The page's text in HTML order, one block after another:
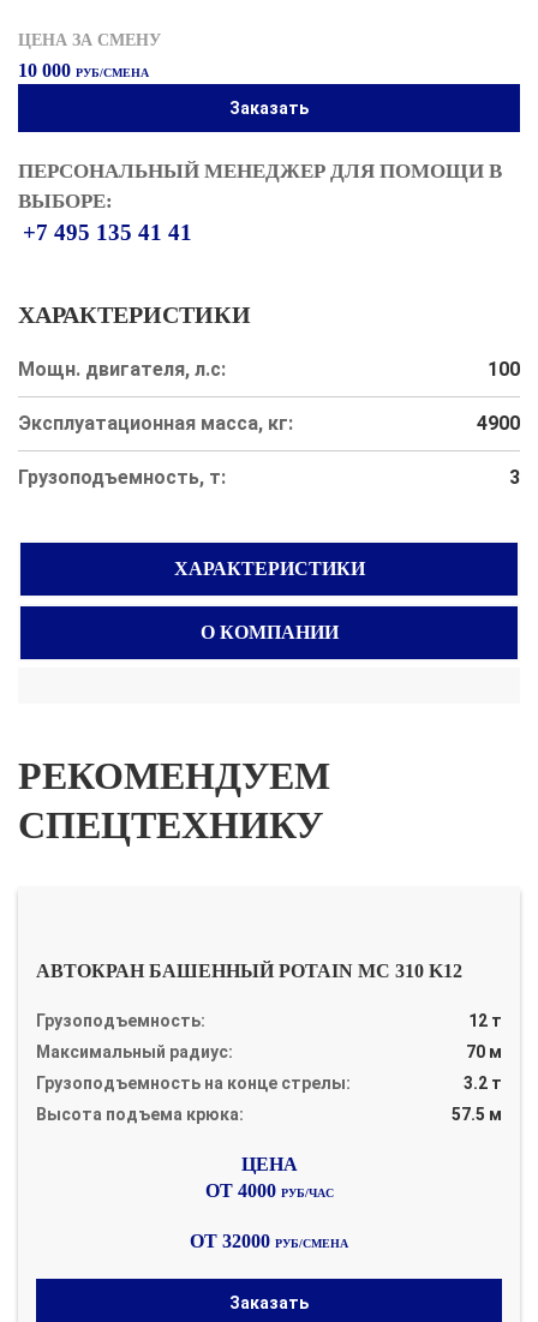
ЦЕНА ЗА СМЕНУ
10 000 РУБ/СМЕНА
Заказать
ПЕРСОНАЛЬНЫЙ МЕНЕДЖЕР ДЛЯ ПОМОЩИ В
ВЫБОРЕ:
+7 495 135 41 41
ХАРАКТЕРИСТИКИ
Мощн. двигателя, л.с: 100
Эксплуатационная масса, кг: 4900
Грузоподъемность, т: 3
ХАРАКТЕРИСТИКИ
О КОМПАНИИ
РЕКОМЕНДУЕМ
СПЕЦТЕХНИКУ
АВТОКРАН БАШЕННЫЙ POTAIN MC 310 K12
Грузоподъемность:
12 т
Максимальный радиус:
70 м
Грузоподъемность на конце стрелы:
3.2 т
Высота подъема крюка:
57.5 м
ОТ 4000 РУБ/ЧАС
ОТ 32000 РУБ/СМЕНА
Заказать